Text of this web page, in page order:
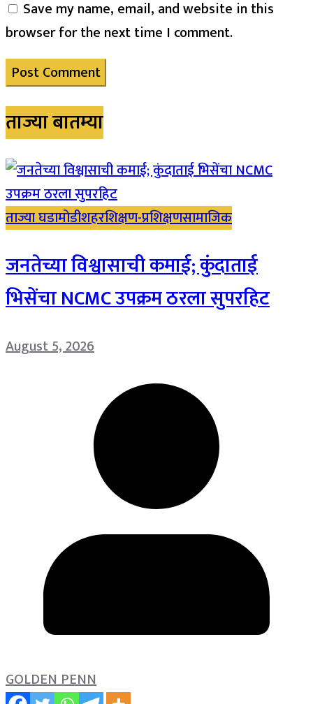
Save my name, email, and website in this
browser for the next time I comment.
ताज्या बातम्या
ताज्या घडामोडीशहरशिक्षण-प्रशिक्षणसामाजिक
जनतेच्या विश्वासाची कमाई; कुंदाताई
भिसेंचा NCMC उपक्रम ठरला सुपरहिट
August 5, 2026
GOLDEN PENN